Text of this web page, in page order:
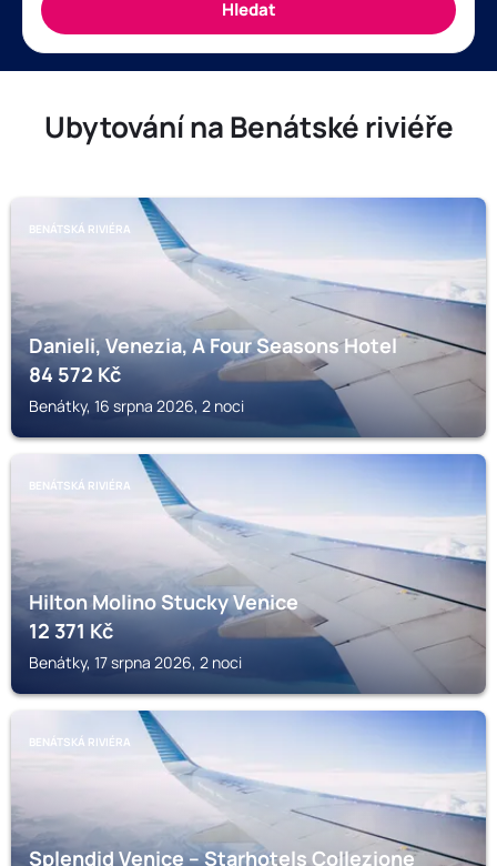
Ubytování na Benátské riviéře
BENÁTSKÁ RIVIÉRA
Danieli, Venezia, A Four Seasons Hotel
84 572 Kč
Benátky, 16 srpna 2026, 2 noci
BENÁTSKÁ RIVIÉRA
Hilton Molino Stucky Venice
12 371 Kč
Benátky, 17 srpna 2026, 2 noci
BENÁTSKÁ RIVIÉRA
Splendid Venice – Starhotels Collezione